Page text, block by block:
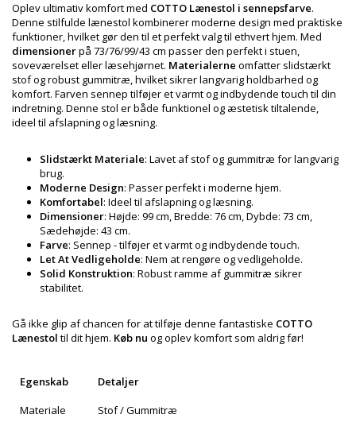
Oplev ultimativ komfort med COTTO Lænestol i sennepsfarve.
Denne stilfulde lænestol kombinerer moderne design med praktiske
funktioner, hvilket gør den til et perfekt valg til ethvert hjem. Med
dimensionerpå 73/76/99/43 cm passer den perfekt i stuen,
soveværelset eller læsehjørnet. Materialerne omfatter slidstærkt
stof og robust gummitræ, hvilket sikrer langvarig holdbarhed og
komfort. Farven sennep tilføjer et varmt og indbydende touch til din
indretning. Denne stol er både funktionel og æstetisk tiltalende,
ideel til afslapning og læsning.
Slidstærkt Materiale: Lavet af stof og gummitræ for langvarig
brug.
Moderne Design: Passer perfekt i moderne hjem.
Komfortabel: Ideel til afslapning og læsning.
Dimensioner: Højde: 99 cm, Bredde: 76 cm, Dybde: 73 cm,
Sædehøjde: 43 cm.
Farve: Sennep - tilføjer et varmt og indbydende touch.
Let At Vedligeholde: Nem at rengøre og vedligeholde.
Solid Konstruktion: Robust ramme af gummitræ sikrer
stabilitet.
Gå ikke glip af chancen for at tilføje denne fantastiske COTTO
Lænestol til dit hjem. Køb nu og oplev komfort som aldrig før!
Egenskab
Detaljer
Materiale
Stof / Gummitræ